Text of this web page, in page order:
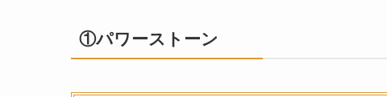
①パワーストーン